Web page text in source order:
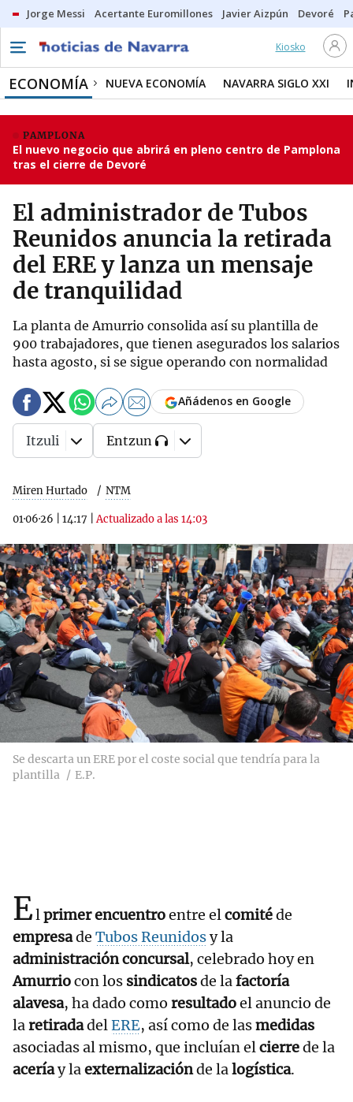
Jorge Messi Acertante Euromillones Javier Aizpún Devoré
Kiosko
ECONOMÍA NUEVA ECONOMÍA NAVARRA SIGLO XXI
PAMPLONA
El nuevo negocio que abrirá en pleno centro de Pamplona
tras el cierre de Devoré
El administrador de Tubos
Reunidos anuncia la retirada
del ERE y lanza un mensaje
de tranquilidad
La planta de Amurrio consolida así su plantilla de
900 trabajadores, que tienen asegurados los salarios
hasta agosto, si se sigue operando con normalidad
Miren Hurtado NTM
01·06·26 14:17 |Actualizado a las 14:03
Añádenos en Google
Itzuli Entzun
Se descarta un ERE por el coste social que tendría para la
plantilla
E.P.
Elprimer encuentroentre elcomitéde
empresade Tubos Reunidosy la
administración concursal, celebrado hoy en
Amurriocon los sindicatosde lafactoría
alavesa, ha dado como resultadoel anuncio de
laretiradadelERE, así como de lasmedidas
asociadas al mismo, que incluían elcierrede la
aceríay laexternalizaciónde lalogística.